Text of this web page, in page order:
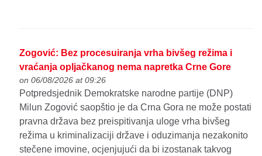
Zogović: Bez procesuiranja vrha bivšeg režima i
vraćanja opljačkanog nema napretka Crne Gore
on 06/08/2026 at 09:26
Potpredsjednik Demokratske narodne partije (DNP)
Milun Zogović saopštio je da Crna Gora ne može postati
pravna država bez preispitivanja uloge vrha bivšeg
režima u kriminalizaciji države i oduzimanja nezakonito
stečene imovine, ocjenjujući da bi izostanak takvog